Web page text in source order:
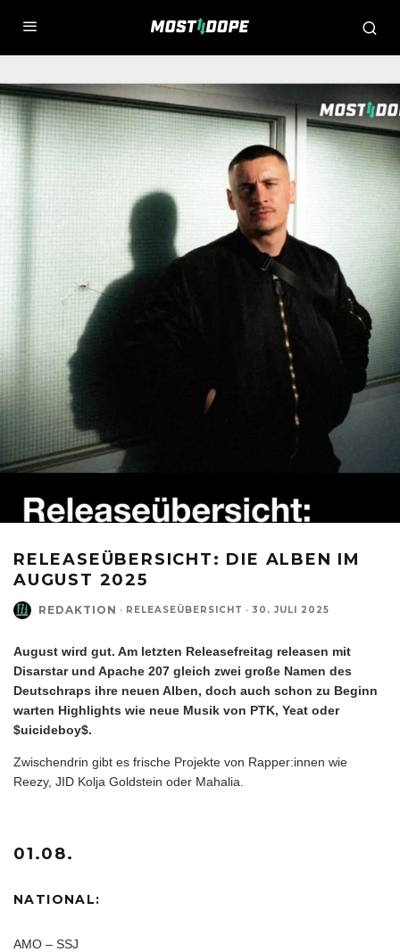
RELEASEÜBERSICHT: DIE ALBEN IM
AUGUST 2025
REDAKTION · RELEASEÜBERSICHT · 30. JULI 2025
August wird gut. Am letzten Releasefreitag releasen mit
Disarstar und Apache 207 gleich zwei große Namen des
Deutschraps ihre neuen Alben, doch auch schon zu Beginn
warten Highlights wie neue Musik von PTK, Yeat oder
$uicideboy$.
Zwischendrin gibt es frische Projekte von Rapper:innen wie
Reezy, JID Kolja Goldstein oder Mahalia.
01.08.
NATIONAL:
AMO – SSJ